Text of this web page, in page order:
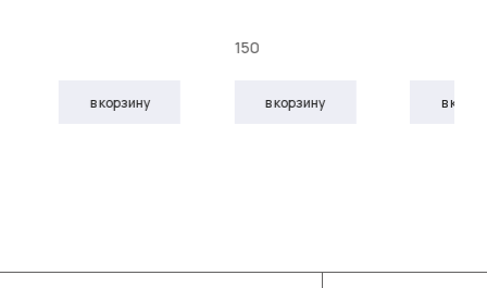
в корзину
150
в корзину в